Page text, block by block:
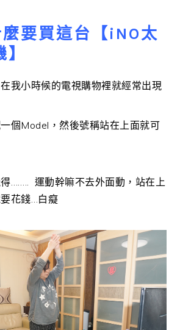
要買這台 【iNO太
我小時候的電視購物裡就經常出現
個Model，然後號稱站在上面就可
…….. 運動幹嘛不去外面動，站在上
花錢…白癡